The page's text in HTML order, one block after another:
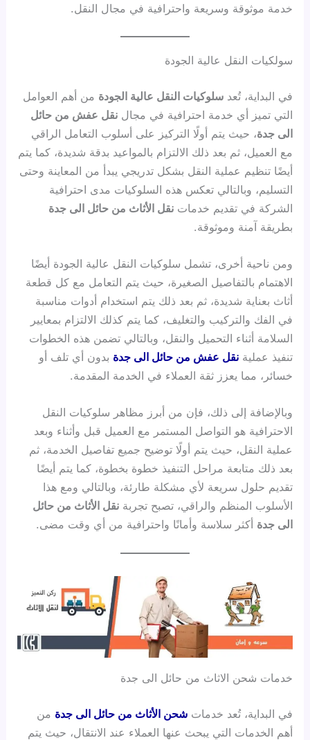
خدمة موثوقة وسريعة واحترافية في مجال النقل.
سولكيات النقل عالية الجودة
في البداية، تُعدسلوكيات النقل عالية الجودة من أهم العوامل
التي تميز أي خدمة احترافية في مجالنقل عفش من حائل
الى جدة، حيث يتم أولًا التركيز على أسلوب التعامل الراقي
مع العميل، ثم بعد ذلك الالتزام بالمواعيد بدقة شديدة، كما يتم
أيضًا تنظيم عملية النقل بشكل تدريجي يبدأ من المعاينة وحتى
التسليم، وبالتالي تعكس هذه السلوكيات مدى احترافية
الشركة في تقديم خدماتنقل الأثاث من حائل الى جدة
بطريقة آمنة وموثوقة.
ومن ناحية أخرى، تشمل سلوكيات النقل عالية الجودة أيضًا
الاهتمام بالتفاصيل الصغيرة، حيث يتم التعامل مع كل قطعة
أثاث بعناية شديدة، ثم بعد ذلك يتم استخدام أدوات مناسبة
في الفك والتركيب والتغليف، كما يتم كذلك الالتزام بمعايير
السلامة أثناء التحميل والنقل، وبالتالي تضمن هذه الخطوات
تنفيذ عمليةنقل عفش من حائل الى جدة بدون أي تلف أو
خسائر، مما يعزز ثقة العملاء في الخدمة المقدمة.
وبالإضافة إلى ذلك، فإن من أبرز مظاهر سلوكيات النقل
الاحترافية هو التواصل المستمر مع العميل قبل وأثناء وبعد
عملية النقل، حيث يتم أولًا توضيح جميع تفاصيل الخدمة، ثم
بعد ذلك متابعة مراحل التنفيذ خطوة بخطوة، كما يتم أيضًا
تقديم حلول سريعة لأي مشكلة طارئة، وبالتالي ومع هذا
الأسلوب المنظم والراقي، تصبح تجربةنقل الأثاث من حائل
الى جدة أكثر سلاسة وأمانًا واحترافية من أي وقت مضى.
خدمات شحن الاثاث من حائل الى جدة
في البداية، تُعد خدماتشحن الأثاث من حائل الى جدة من
أهم الخدمات التي يبحث عنها العملاء عند الانتقال، حيث يتم